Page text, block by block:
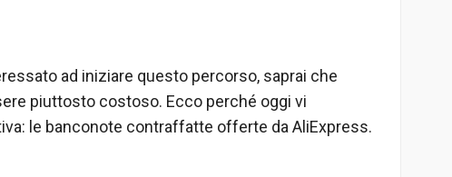
ad iniziare questo percorso, saprai che
piuttosto costoso. Ecco perché oggi vi
le banconote contraffatte offerte da AliExpress.